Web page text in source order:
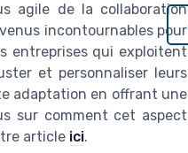
agile de la collaboration
incontournables pour
entreprises qui exploitent
et personnaliser leurs
adaptation en offrant une
sur comment cet aspect
article ici.